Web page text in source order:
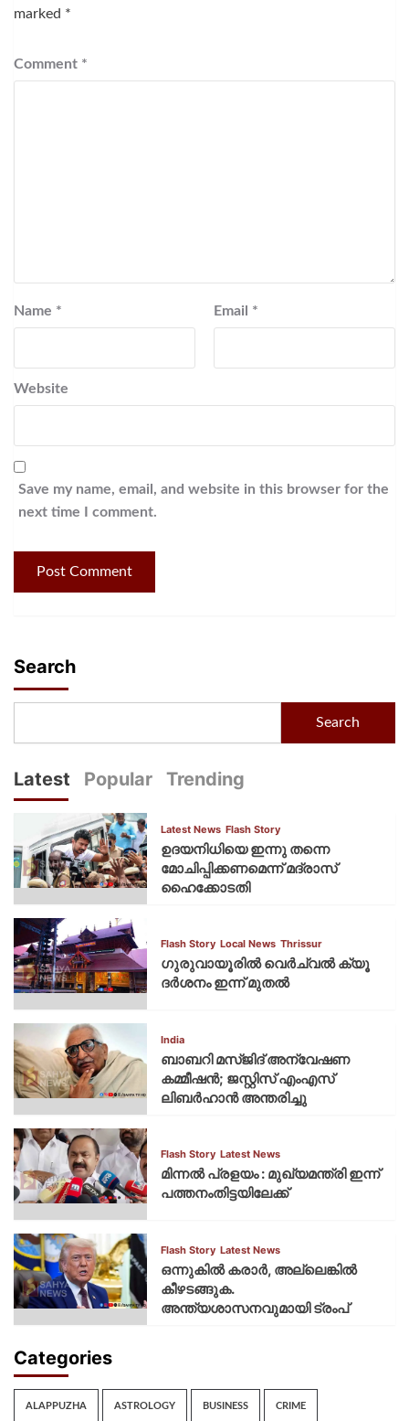
marked *
Comment *
Name * Email *
Website
Save my name, email, and website in this browser for the
next time I comment.
Search
Search
Latest Popular Trending
Latest News Flash Story
ഉദയനിധിയെ ഇന്നു തന്നെ
മോചിപ്പിക്കണമെന്ന് മദ്രാസ്
ഹൈക്കോടതി
Flash Story Local News Thrissur
ഗുരുവായൂരില്‍ വെര്‍ച്വല്‍ ക്യൂ
ദര്‍ശനം ഇന്ന് മുതല്‍
India
ബാബറി മസ്ജിദ് അന്വേഷണ
കമ്മീഷന്‍; ജസ്റ്റിസ് എംഎസ്
ലിബര്‍ഹാന്‍ അന്തരിച്ചു
Flash Story Latest News
മിന്നല്‍ പ്രളയം : മുഖ്യമന്ത്രി ഇന്ന്
പത്തനംതിട്ടയിലേക്ക്
Flash Story Latest News
ഒന്നുകില്‍ കരാര്‍, അല്ലെങ്കില്‍
കീഴടങ്ങുക.
അന്ത്യശാസനവുമായി ട്രംപ്
Categories
ALAPPUZHA ASTROLOGY BUSINESS CRIME